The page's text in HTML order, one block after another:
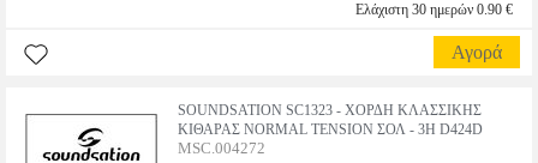
Ελάχιστη 30 ημερών 0.90 €
Αγορά
SOUNDSATION SC1323 - ΧΟΡΔΗ ΚΛΑΣΣΙΚΗΣ
ΚΙΘΑΡΑΣ NORMAL TENSION ΣΟΛ - 3Η D424D
MSC.004272